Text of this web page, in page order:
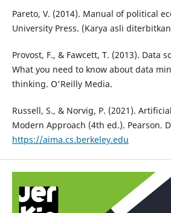
Pareto, V. (2014). Manual of political
University Press. (Karya asli
Provost, F., & Fawcett, T. (2013). Data
What you need to know about data
thinking. O'Reilly Media.
Russell, S., & Norvig, P. (2021).
Modern Approach (4th ed.). Pearson.
https://aima.cs.berkeley.edu